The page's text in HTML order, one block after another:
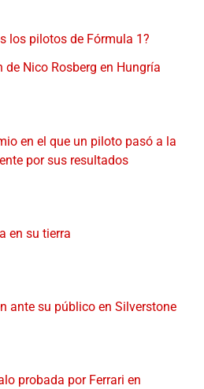
los pilotos de Fórmula 1?
Nico Rosberg en Hungría
en el que un piloto pasó a la
por sus resultados
en su tierra
ante su público en Silverstone
probada por Ferrari en